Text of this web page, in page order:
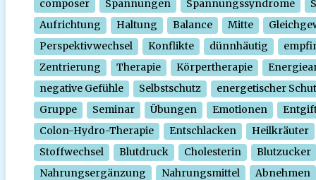
composer Spannungen Spannungssyndrome
Aufrichtung
Haltung Balance Mitte
Perspektivwechsel
Konflikte dünnhäutig
Zentrierung
Therapie Körpertherapie
negative Gefühle
Selbstschutz
energetischer
Gruppe
Seminar Übungen Emotionen
Colon-Hydro-Therapie
Entschlacken
Heilkräuter
Stoffwechsel
Blutdruck Cholesterin
Blutzucker
Nahrungsergänzung
Nahrungsmittel
Abnehmen